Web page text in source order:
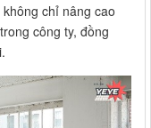
chỉ nâng cao
công ty, đồng